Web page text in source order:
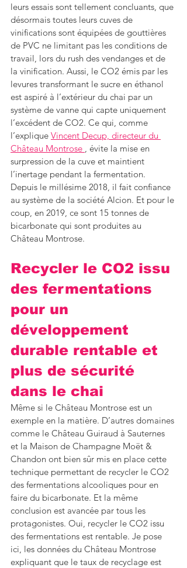
leurs essais sont tellement concluants, que
désormais toutes leurs cuves de
vinifications sont équipées de gouttières
de PVC ne limitant pas les conditions de
travail, lors du rush des vendanges et de
la vinification. Aussi, le CO2 émis par les
levures transformant le sucre en éthanol
est aspiré à l’extérieur du chai par un
système de vanne qui capte uniquement
l’excédent de CO2. Ce qui, comme
l’explique Vincent Decup, directeur du
Château Montrose
, évite la mise en
surpression de la cuve et maintient
l’inertage pendant la fermentation.
Depuis le millésime 2018, il fait confiance
au système de la société Alcion. Et pour le
coup, en 2019, ce sont 15 tonnes de
bicarbonate qui sont produites au
Château Montrose.
Recycler le CO2 issu
des fermentations
pour un
développement
durable rentable et
plus de sécurité
dans le chai
Même si le Château Montrose est un
exemple en la matière. D’autres domaines
comme le Château Guiraud à Sauternes
et la Maison de Champagne Moët &
Chandon ont bien sûr mis en place cette
technique permettant de recycler le CO2
des fermentations alcooliques pour en
faire du bicarbonate. Et la même
conclusion est avancée par tous les
protagonistes. Oui, recycler le CO2 issu
des fermentations est rentable. Je pose
ici, les données du Château Montrose
expliquant que le taux de recyclage est